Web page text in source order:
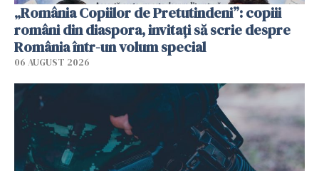
„România Copiilor de Pretutindeni”: copiii
români din diaspora, invitați să scrie despre
România într-un volum special
06 AUGUST 2026